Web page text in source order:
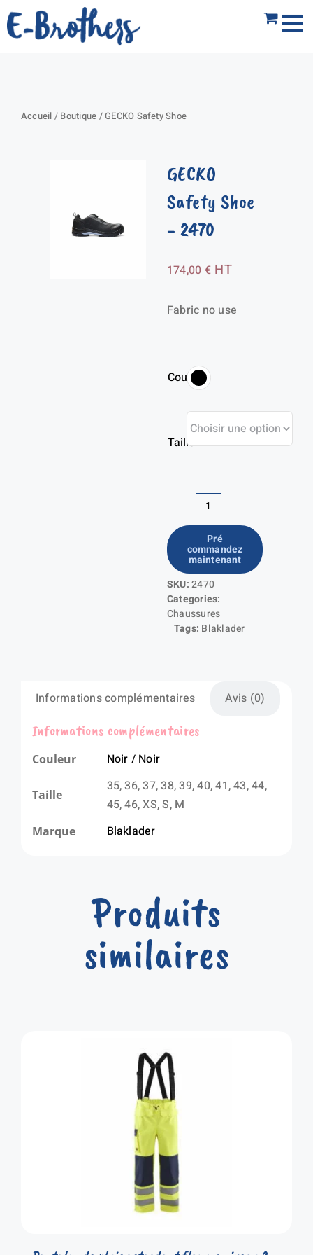
Passer
au
Accueil / Boutique /GECKO Safety Shoe
GECKO
Safety Shoe
- 2470
174,00 € HT
Fabric no use
Couleur
Taille
quantité
de
GECKO
Safety
Shoe
Pré
commandez
maintenant
SKU:2470
Categories:
Chaussures
Tags: Blaklader
Informations complémentaires Avis (0)
Informations complémentaires
Couleur Noir / Noir
Taille
35, 36, 37, 38, 39, 40, 41, 43, 44,
45, 46, XS, S, M
Marque Blaklader
Produits
similaires